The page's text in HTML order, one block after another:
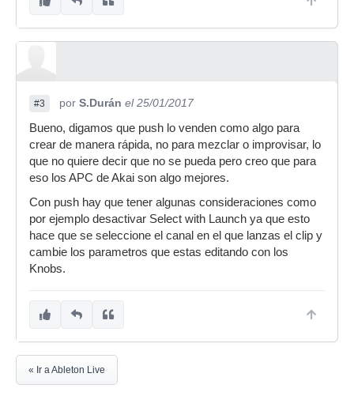
#3 por S.Durán el 25/01/2017
Bueno, digamos que push lo venden como algo para
crear de manera rápida, no para mezclar o improvisar, lo
que no quiere decir que no se pueda pero creo que para
eso los APC de Akai son algo mejores.
Con push hay que tener algunas consideraciones como
por ejemplo desactivar Select with Launch ya que esto
hace que se seleccione el canal en el que lanzas el clip y
cambie los parametros que estas editando con los
Knobs.
« Ir a Ableton Live